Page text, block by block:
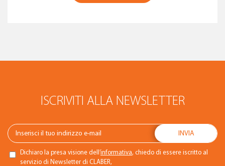
ISCRIVITI ALLA NEWSLETTER
Dichiaro la presa visione dell’informativa, chiedo di essere iscritto al
servizio di Newsletter di CLABER,